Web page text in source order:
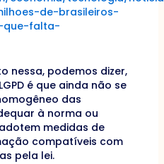
de-brasileiros-
que-falta-
nessa, podemos dizer,
é que ainda não se
das
à norma ou
medidas de
compatíveis com
pela lei.